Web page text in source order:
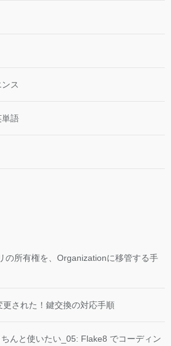
ス
単語
の所有権を、Organizationに移管する手
された！鍵交換の対応手順
んと使いたい_05: Flake8 でコーディン